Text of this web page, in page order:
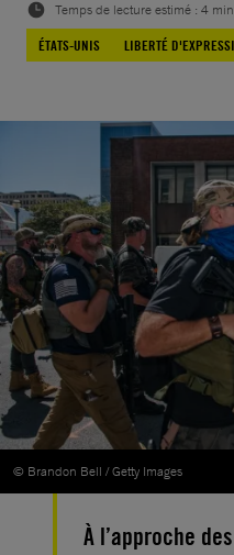
Temps de lecture estimé : 4
ÉTATS-UNIS
LIBERTÉ
© Brandon Bell / Getty Images
À l’approche